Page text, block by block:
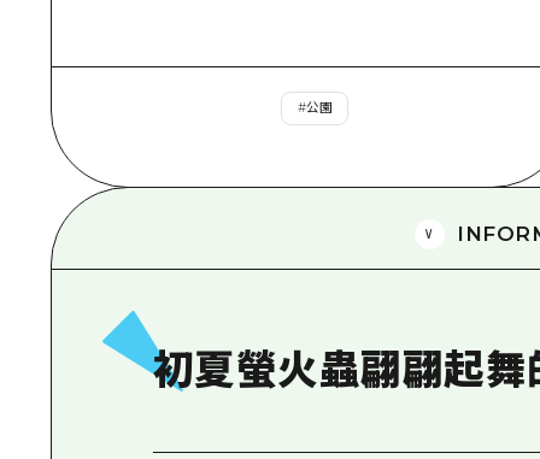
#公園
初夏螢火蟲翩翩起